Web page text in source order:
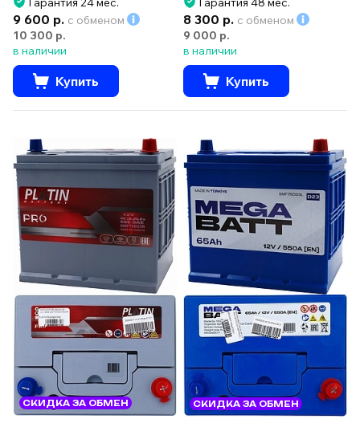
9 600 р. с обменом
10 300 р.
в наличии
Купить
8 300 р. с обменом
9 000 р.
в наличии
Купить
СКИДКА ЗА ОБМЕН СКИДКА ЗА ОБМЕН